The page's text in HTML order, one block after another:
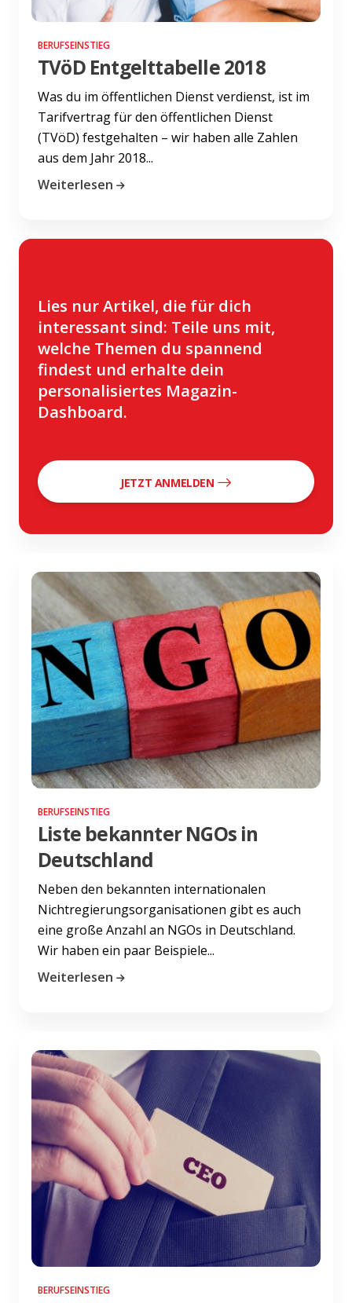
BERUFSEINSTIEG
TVöD Entgelttabelle 2018
Was du im öffentlichen Dienst verdienst, ist im
Tarifvertrag für den öffentlichen Dienst
(TVöD) festgehalten – wir haben alle Zahlen
aus dem Jahr 2018...
Weiterlesen
Lies nur Artikel, die für dich
interessant sind: Teile uns mit,
welche Themen du spannend
findest und erhalte dein
personalisiertes Magazin-
Dashboard.
JETZT ANMELDEN
BERUFSEINSTIEG
Liste bekannter NGOs in
Deutschland
Neben den bekannten internationalen
Nichtregierungsorganisationen gibt es auch
eine große Anzahl an NGOs in Deutschland.
Wir haben ein paar Beispiele...
Weiterlesen
BERUFSEINSTIEG